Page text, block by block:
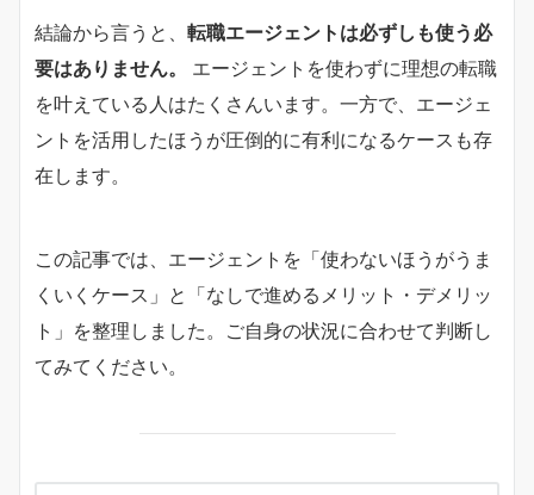
結論から言うと、 転職エージェントは必ずしも使う必
要はありません。
エージェントを使わずに理想の転職
を叶えている人はたくさんいます。一方で、エージェ
ントを活用したほうが圧倒的に有利になるケースも存
在します。
この記事では、エージェントを「使わないほうがうま
くいくケース」と「なしで進めるメリット・デメリッ
ト」を整理しました。ご自身の状況に合わせて判断し
てみてください。